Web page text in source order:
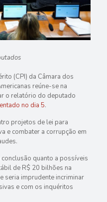
(CPI) da Câmara dos
reúne-se na
o relatório do deputado
no dia 5.
projetos de lei para
e combater a corrupção em
quanto a possíveis
de R$ 20 bilhões na
seria imprudente incriminar
e com os inquéritos